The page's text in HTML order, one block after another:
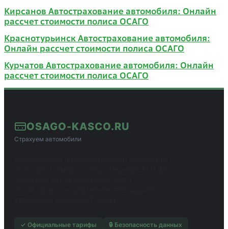
Кирсанов Автострахование автомобиля: Онлайн
рассчет стоимости полиса ОСАГО
Краснотурьинск Автострахование автомобиля:
Онлайн рассчет стоимости полиса ОСАГО
Курчатов Автострахование автомобиля: Онлайн
рассчет стоимости полиса ОСАГО
OSAGO-KASCO.RU
Страхуем автомобили
✓ Официальные тарифы
🔒 Безопасность данных